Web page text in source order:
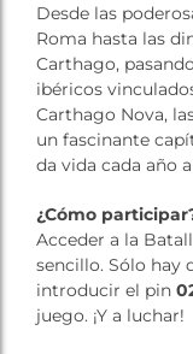
Desde las
Roma hasta las
Carthago,
ibéricos
Carthago Nova,
un fascinante
da vida cada año
¿Cómo
Acceder a la
sencillo. Sólo hay
introducir el pin
juego. ¡Y a luchar!